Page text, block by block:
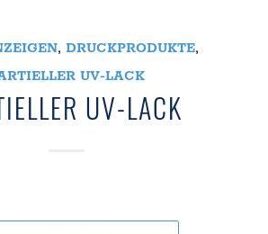
,DRUCKPRODUKTE,
UV-LACK
UV-LACK